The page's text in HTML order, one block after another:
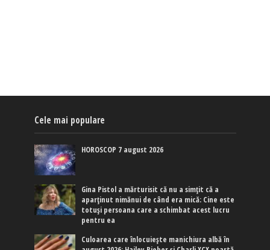
Cele mai populare
HOROSCOP 7 august 2026
Gina Pistol a mărturisit că nu a simțit că a
aparținut nimănui de când era mică: Cine este
totuși persoana care a schimbat acest lucru
pentru ea
Culoarea care înlocuiește manichiura albă în